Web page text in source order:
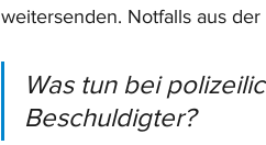
weitersenden. Notfalls aus
Was tun bei
Beschuldigter?